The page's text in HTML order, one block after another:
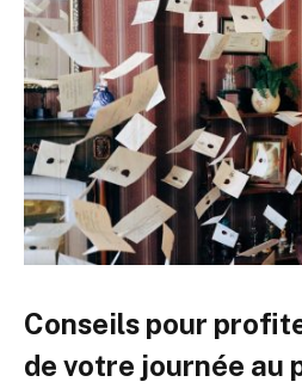
Conseils pour
de votre journée au